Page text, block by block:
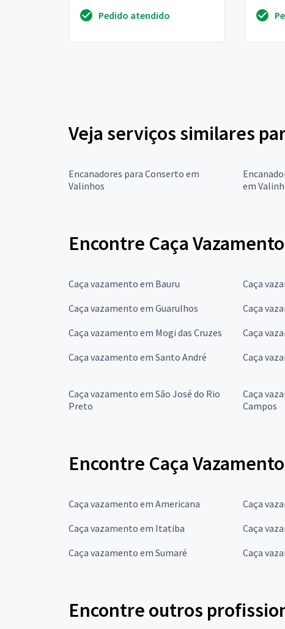
contra...Pedido atendido
Veja serviços similares
Encanadores para Conserto em
Valinhos
em
Encontre Caça
Caça vazamento em Bauru Caça
Caça vazamento em Guarulhos
Caça
Caça vazamento em Mogi das Cruzes
Caça
Caça vazamento em Santo André
Caça
Caça vazamento em São José do Rio
Preto
Caça
Campos
Encontre Caça
Caça vazamento em Americana Caça
Caça vazamento em Itatiba
Caça
Caça vazamento em Sumaré
Caça
Encontre outros